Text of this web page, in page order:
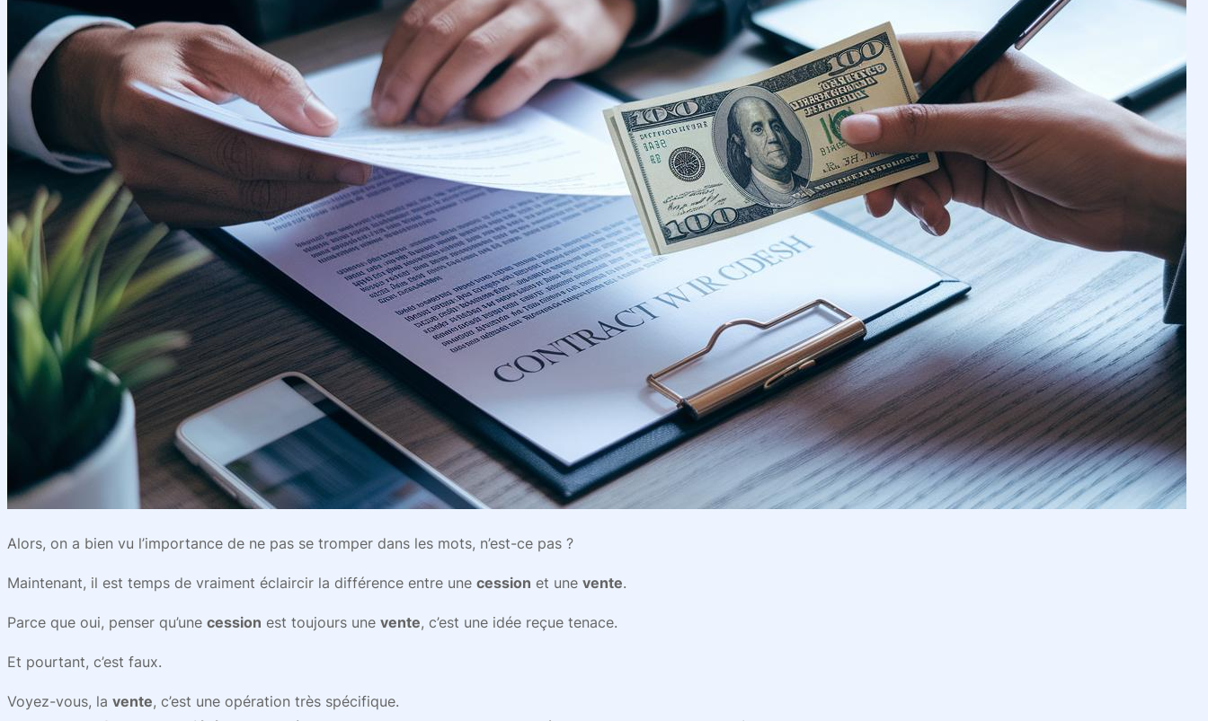
Alors, on a bien vu l’importance de ne pas se tromper dans les mots, n’est-ce pas ?
Maintenant, il est temps de vraiment éclaircir la différence entre une cession et une vente.
Parce que oui, penser qu’une cession est toujours une vente, c’est une idée reçue tenace.
Et pourtant, c’est faux.
Voyez-vous, la vente, c’est une opération très spécifique.